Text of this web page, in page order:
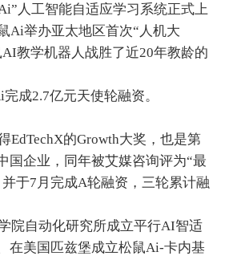
人工智能自适应学习系统正式上
Ai举办亚太地区首次“人机大
教学机器人战胜了近20年教龄的
成2.7亿元天使轮融资。
EdTechX的Growth大奖，也是第
国企业，同年被艾媒咨询评为“最
于7月完成A轮融资，三轮累计融
院自动化研究所成立平行AI智适
在美国匹兹堡成立松鼠Ai-卡内基